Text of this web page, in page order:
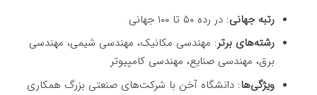
رتبه جهانی: در رده ۵۰ تا ۱۰۰ جهانی
رشته‌های برتر: مهندسی مکانیک، مهندسی شیمی، مهندسی
برق، مهندسی صنایع، مهندسی کامپیوتر
ویژگی‌ها: دانشگاه آخن با شرکت‌های صنعتی بزرگ همکاری